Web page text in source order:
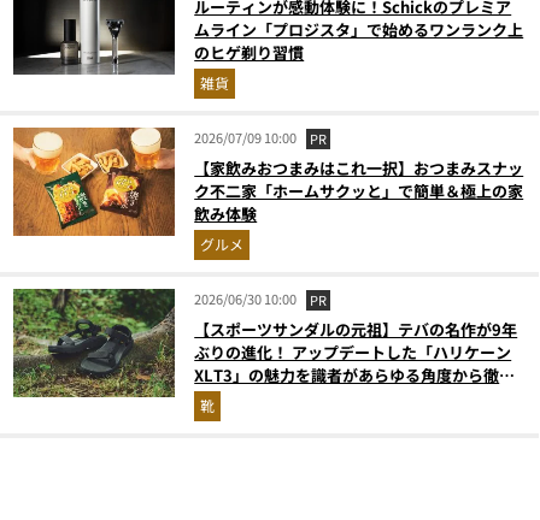
ルーティンが感動体験に！Schickのプレミア
ムライン「プロジスタ」で始めるワンランク上
のヒゲ剃り習慣
雑貨
2026/07/09 10:00 PR
【家飲みおつまみはこれ一択】おつまみスナッ
ク不二家「ホームサクッと」で簡単＆極上の家
飲み体験
グルメ
2026/06/30 10:00 PR
【スポーツサンダルの元祖】テバの名作が9年
ぶりの進化！ アップデートした「ハリケーン
XLT3」の魅力を識者があらゆる角度から徹底
解説！
靴